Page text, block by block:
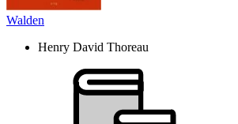
Walden
Henry David Thoreau